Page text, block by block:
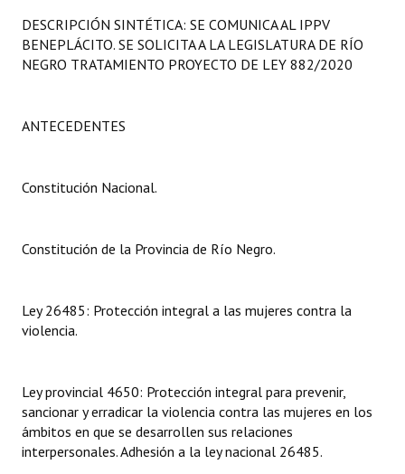
Programas
Constitución Nacional
Carta Orgánica 2007
Organigrama
Informes de Gestión
Proyectos Presentados
Dictámenes Asesoría Letrada
DESCRIPCIÓN SINTÉTICA: SE COMUNICA AL IPPV
BENEPLÁCITO. SE SOLICITA A LA LEGISLATURA DE RÍO
NEGRO TRATAMIENTO PROYECTO DE LEY 882/2020
ANTECEDENTES
Constitución Nacional.
Constitución de la Provincia de Río Negro.
Ley 26485: Protección integral a las mujeres contra la
violencia.
Ley provincial 4650: Protección integral para prevenir,
sancionar y erradicar la violencia contra las mujeres en los
ámbitos en que se desarrollen sus relaciones
interpersonales. Adhesión a la ley nacional 26485.